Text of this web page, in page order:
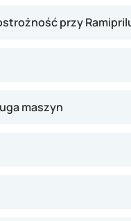
przy
maszyn